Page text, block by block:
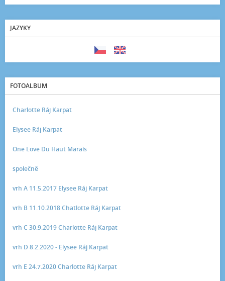
JAZYKY
FOTOALBUM
Charlotte Ráj Karpat
Elysee Ráj Karpat
One Love Du Haut Marais
společně
vrh A 11.5.2017 Elysee Ráj Karpat
vrh B 11.10.2018 Chatlotte Ráj Karpat
vrh C 30.9.2019 Charlotte Ráj Karpat
vrh D 8.2.2020 - Elysee Ráj Karpat
vrh E 24.7.2020 Charlotte Ráj Karpat